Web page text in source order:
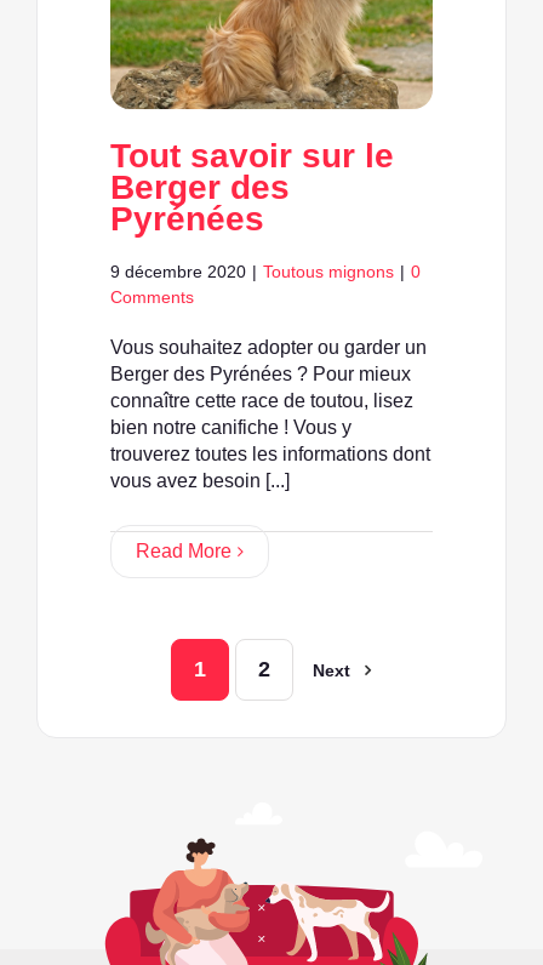
Tout savoir sur le
Berger des
Pyrénées
9 décembre 2020 | Toutous mignons | 0
Comments
Vous souhaitez adopter ou garder un
Berger des Pyrénées ? Pour mieux
connaître cette race de toutou, lisez
bien notre canifiche ! Vous y
trouverez toutes les informations dont
vous avez besoin [...]
Read More
1 2 Next